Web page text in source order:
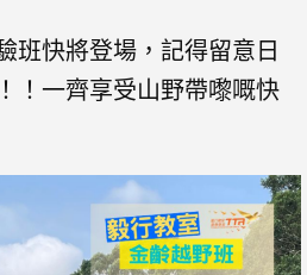
班快將登場，記得留意日
！一齊享受山野帶嚟嘅快